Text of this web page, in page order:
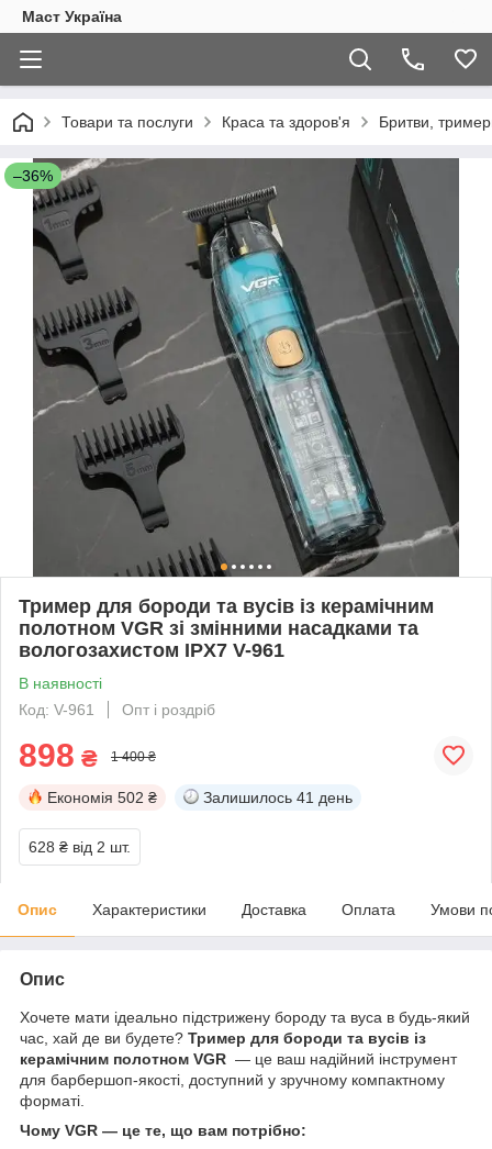
Маст Україна
Товари та послуги Краса та здоров'я Бритви,
–36%
Тример для бороди та вусів із керамічним
полотном VGR зі змінними насадками та
вологозахистом IPX7 V-961
В наявності
Код: V-961
Опт і роздріб
898 ₴ 1 400 ₴
Економія 502 ₴ Залишилось 41 день
628 ₴ від 2 шт.
Опис Характеристики Доставка Оплата Умови
Опис
Хочете мати ідеально підстрижену бороду та вуса в будь-який
час, хай де ви будете? Тример для бороди та вусів із
керамічним полотном VGR — це ваш надійний інструмент
для барбершоп-якості, доступний у зручному компактному
форматі.
Чому VGR — це те, що вам потрібно: